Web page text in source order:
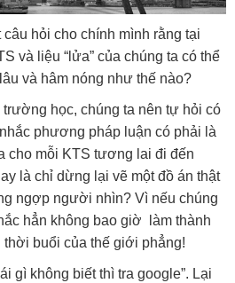
hỏi cho chính mình rằng tại
và liệu “lửa” của chúng ta có thể
và hâm nóng như thế nào?
học, chúng ta nên tự hỏi có
phương pháp luận có phải là
cho mỗi KTS tương lai đi đến
là chỉ dừng lại vẽ một đồ án thật
ngợp người nhìn? Vì nếu chúng
hẳn không bao giờ làm thành
buổi của thế giới phẳng!
gì không biết thì tra google”. Lại